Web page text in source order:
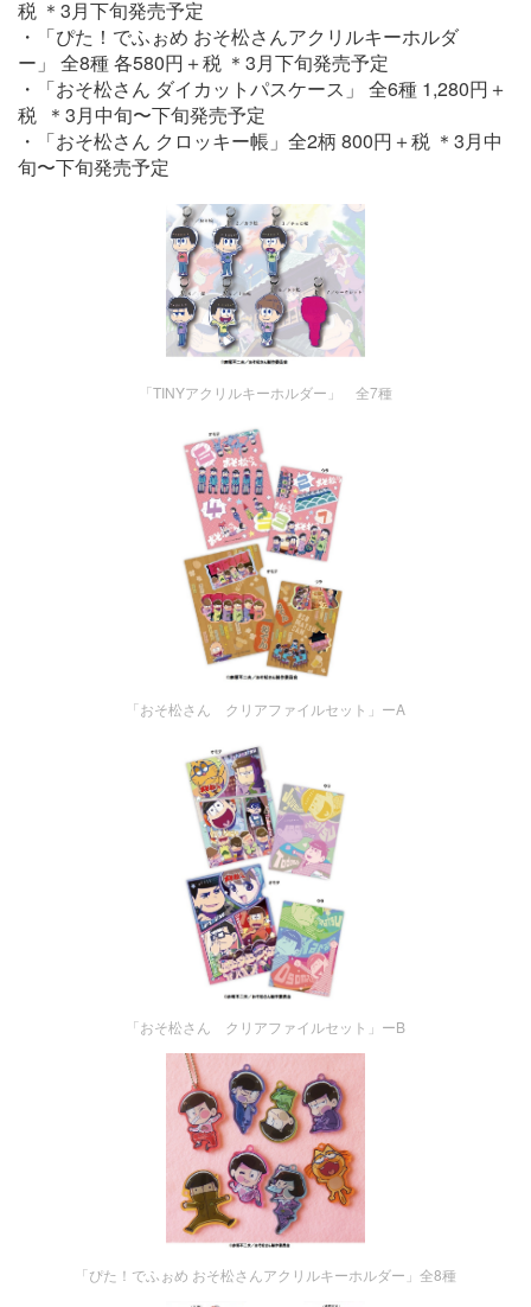
税 ＊3月下旬発売予定
・「ぴた！でふぉめ おそ松さんアクリルキーホルダ
ー」 全8種 各580円＋税 ＊3月下旬発売予定
・「おそ松さん ダイカットパスケース」 全6種 1,280円＋
税 ＊3月中旬〜下旬発売予定
・「おそ松さん クロッキー帳」全2柄 800円＋税 ＊3月中
旬〜下旬発売予定
「TINYアクリルキーホルダー」 全7種
「おそ松さん クリアファイルセット」ーA
「おそ松さん クリアファイルセット」ーB
「ぴた！でふぉめ おそ松さんアクリルキーホルダー」全8種